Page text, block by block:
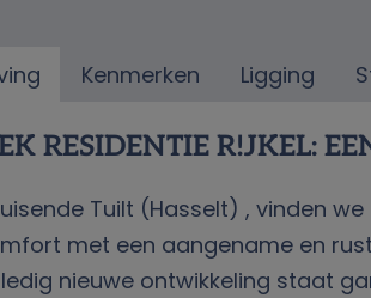
Kenmerken Ligging
RESIDENTIE R!JKEL:
Tuilt (Hasselt) , vinden
met een aangename en
nieuwe ontwikkeling staat